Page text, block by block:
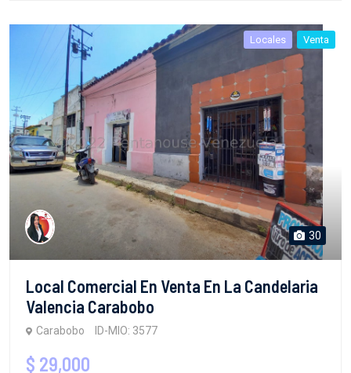
Locales Venta
30
Local Comercial En Venta En La Candelaria
Valencia Carabobo
Carabobo ID-MIO: 3577
$ 29,000